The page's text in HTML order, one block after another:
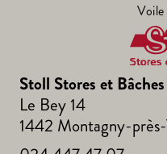
Voile
Stoll Stores et
Le Bey 14
1442 Montagny-